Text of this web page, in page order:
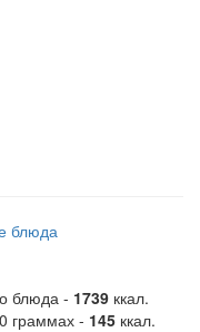
блюда
блюда - 1739 ккал.
граммах - 145 ккал.